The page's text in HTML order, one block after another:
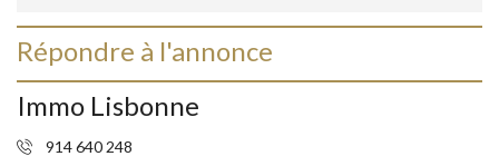
Répondre à l'annonce
Immo Lisbonne
914 640 248